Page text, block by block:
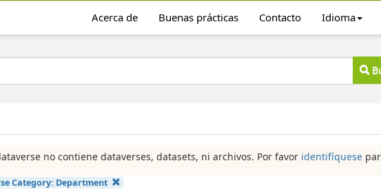
Acerca de Buenas prácticas Contacto Idioma
no contiene dataverses, datasets, ni archivos. Por favor identifíquese
Category: Department